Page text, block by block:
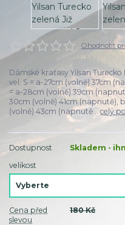
Ohodnotit
Dámské kraťasy Yilsan
vel. S = a-27cm (volně) 37cm
= a-28cm (volně) 39cm
30cm (volně) 41cm (napnutě),
(volně) 43cm (napnutě... celý
Dostupnost
Skladem -
velikost
Cena před
slevou
180 Kč